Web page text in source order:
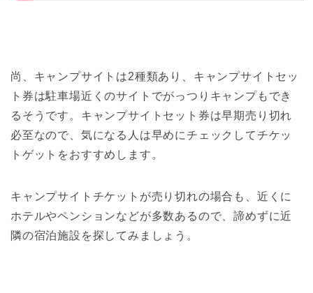
尚、キャンプサイトは2種類あり、キャンプサイトセッ
ト券は駐車場近くのサイトでがっつりキャンプもでき
るそうです。キャンプサイトセット券は早期売り切れ
必至なので、気になる人は早めにチェックしてチケッ
トゲットをおすすめします。
キャンプサイトチケットが売り切れの場合も、近くに
ホテルやペンションなどが多数あるので、諦めずに近
隣の宿泊施設を探してみましょう。